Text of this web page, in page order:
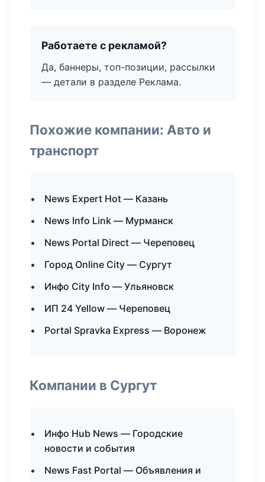
Работаете с рекламой?
Да, баннеры, топ-позиции, рассылки
— детали в разделе Реклама.
Похожие компании: Авто и
транспорт
News Expert Hot — Казань
News Info Link — Мурманск
News Portal Direct — Череповец
Город Online City — Сургут
Инфо City Info — Ульяновск
ИП 24 Yellow — Череповец
Portal Spravka Express — Воронеж
Компании в Сургут
Инфо Hub News — Городские
новости и события
News Fast Portal — Объявления и